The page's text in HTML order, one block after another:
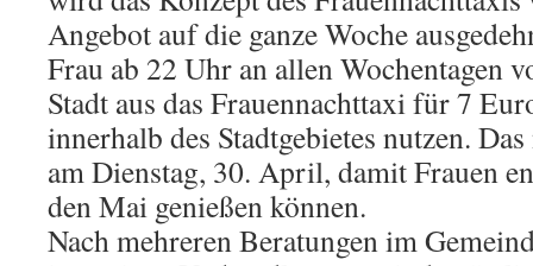
Angebot auf die ganze Woche
Frau ab 22 Uhr an allen Wochentagen
Stadt aus das Frauennachttaxi für 7
innerhalb des Stadtgebietes nutzen.
am Dienstag, 30. April, damit Frauen
den Mai genießen können.
Nach mehreren Beratungen im